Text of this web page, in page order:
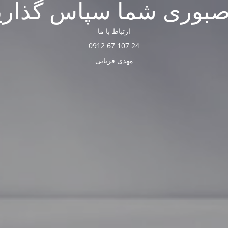
شما سپاس
ارتباط با ما
24 107 67 0912
مهدی قربانی